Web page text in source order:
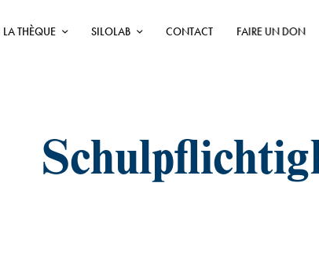
LA THÈQUE SILOLAB CONTACT FAIRE UN DON